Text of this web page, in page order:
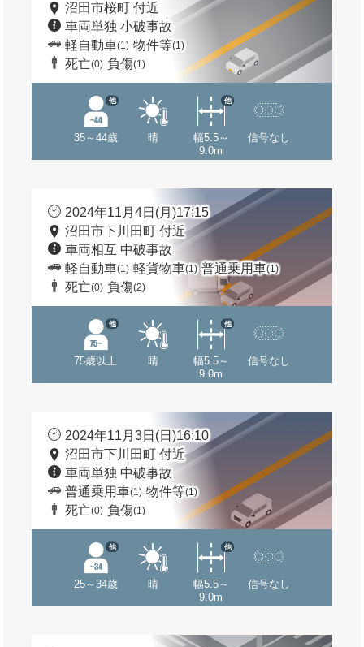
沼田市桜町 付近
車両単独 小破事故
軽自動車(1) 物件等(1)
死亡(0) 負傷(1)
35～44歳
他
晴
幅5.5～
9.0m
他
信号なし
2024年11月4日(月)17:15
沼田市下川田町 付近
車両相互 中破事故
軽自動車(1) 軽貨物車(1) 普通乗用車(1)
死亡(0) 負傷(2)
75歳以上
他
晴
幅5.5～
9.0m
他
信号なし
2024年11月3日(日)16:10
沼田市下川田町 付近
車両単独 中破事故
普通乗用車(1) 物件等(1)
死亡(0) 負傷(1)
25～34歳
他
晴
幅5.5～
9.0m
他
信号なし